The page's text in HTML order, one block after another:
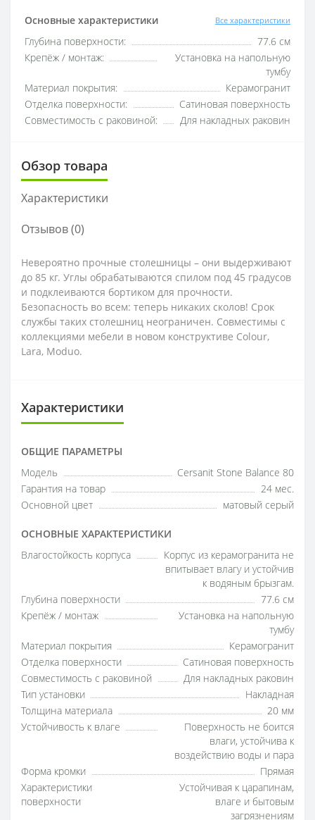
Основные характеристики Все характеристики
Глубина поверхности:
77.6 см
Крепёж / монтаж:
Установка на напольную
тумбу
Материал покрытия:
Керамогранит
Отделка поверхности:
Сатиновая поверхность
Совместимость с раковиной:
Для накладных раковин
Обзор товара
Характеристики
Отзывов (0)
Невероятно прочные столешницы – они выдерживают
до 85 кг. Углы обрабатываются спилом под 45 градусов
и подклеиваются бортиком для прочности.
Безопасность во всем: теперь никаких сколов! Срок
службы таких столешниц неограничен. Совместимы с
коллекциями мебели в новом конструктиве Colour,
Lara, Moduo.
Характеристики
ОБЩИЕ ПАРАМЕТРЫ
Модель
Cersanit Stone Balance 80
Гарантия на товар
24 мес.
Основной цвет
матовый серый
ОСНОВНЫЕ ХАРАКТЕРИСТИКИ
Влагостойкость корпуса
Корпус из керамогранита не
впитывает влагу и устойчив
к водяным брызгам.
Глубина поверхности
77.6 см
Крепёж / монтаж
Установка на напольную
тумбу
Материал покрытия
Керамогранит
Отделка поверхности
Сатиновая поверхность
Совместимость с раковиной
Для накладных раковин
Тип установки
Накладная
Толщина материала
20 мм
Устойчивость к влаге
Поверхность не боится
влаги, устойчива к
воздействию воды и пара
Форма кромки
Прямая
Характеристики
поверхности
Устойчивая к царапинам,
влаге и бытовым
загрязнениям